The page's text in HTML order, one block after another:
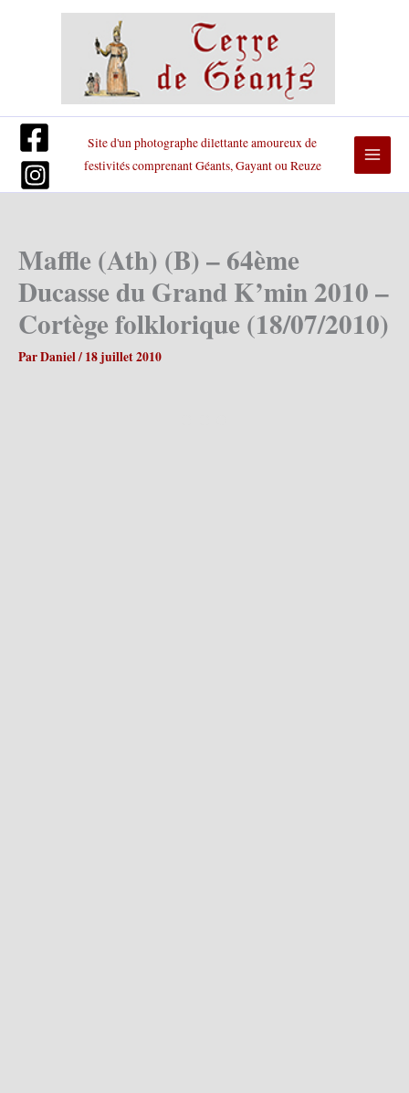
Site d'un photographe dilettante amoureux de
festivités comprenant Géants, Gayant ou Reuze
Maffle (Ath) (B) – 64ème
Ducasse du Grand K’min 2010 –
Cortège folklorique (18/07/2010)
ParDaniel/ 18 juillet 2010